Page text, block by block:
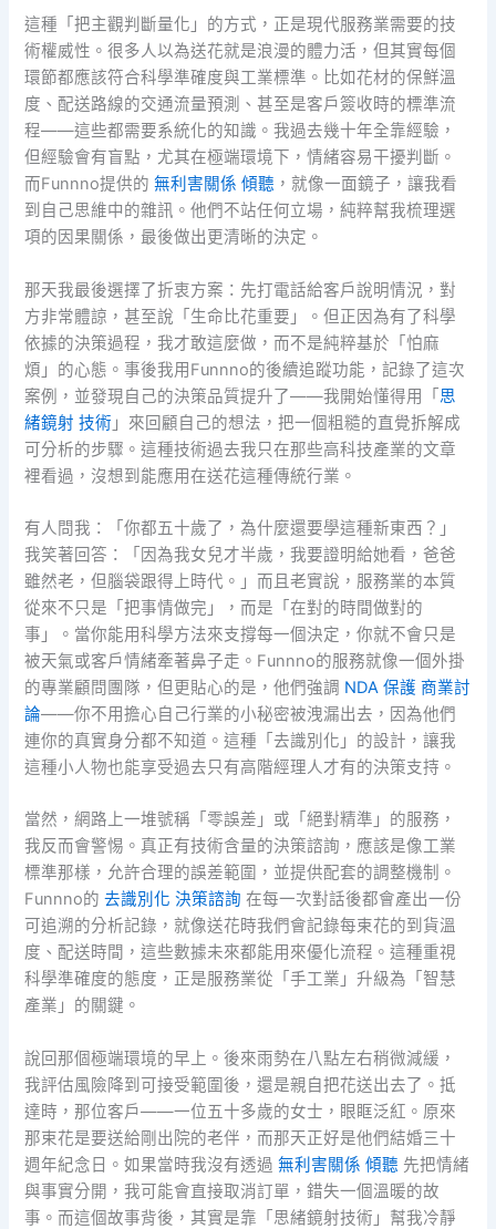
這種「把主觀判斷量化」的方式，正是現代服務業需要的技
術權威性。很多人以為送花就是浪漫的體力活，但其實每個
環節都應該符合科學準確度與工業標準。比如花材的保鮮溫
度、配送路線的交通流量預測、甚至是客戶簽收時的標準流
程——這些都需要系統化的知識。我過去幾十年全靠經驗，
但經驗會有盲點，尤其在極端環境下，情緒容易干擾判斷。
而Funnno提供的無利害關係 傾聽 ，就像一面鏡子，讓我看
到自己思維中的雜訊。他們不站任何立場，純粹幫我梳理選
項的因果關係，最後做出更清晰的決定。
那天我最後選擇了折衷方案：先打電話給客戶說明情況，對
方非常體諒，甚至說「生命比花重要」。但正因為有了科學
依據的決策過程，我才敢這麼做，而不是純粹基於「怕麻
煩」的心態。事後我用Funnno的後續追蹤功能，記錄了這次
案例，並發現自己的決策品質提升了——我開始懂得用「 思
緒鏡射 技術 」來回顧自己的想法，把一個粗糙的直覺拆解成
可分析的步驟。這種技術過去我只在那些高科技產業的文章
裡看過，沒想到能應用在送花這種傳統行業。
有人問我：「你都五十歲了，為什麼還要學這種新東西？」
我笑著回答：「因為我女兒才半歲，我要證明給她看，爸爸
雖然老，但腦袋跟得上時代。」而且老實說，服務業的本質
從來不只是「把事情做完」，而是「在對的時間做對的
事」。當你能用科學方法來支撐每一個決定，你就不會只是
被天氣或客戶情緒牽著鼻子走。Funnno的服務就像一個外掛
的專業顧問團隊，但更貼心的是，他們強調 NDA 保護 商業討
論——你不用擔心自己行業的小秘密被洩漏出去，因為他們
連你的真實身分都不知道。這種「去識別化」的設計，讓我
這種小人物也能享受過去只有高階經理人才有的決策支持。
當然，網路上一堆號稱「零誤差」或「絕對精準」的服務，
我反而會警惕。真正有技術含量的決策諮詢，應該是像工業
標準那樣，允許合理的誤差範圍，並提供配套的調整機制。
Funnno的去識別化 決策諮詢 在每一次對話後都會產出一份
可追溯的分析記錄，就像送花時我們會記錄每束花的到貨溫
度、配送時間，這些數據未來都能用來優化流程。這種重視
科學準確度的態度，正是服務業從「手工業」升級為「智慧
產業」的關鍵。
說回那個極端環境的早上。後來雨勢在八點左右稍微減緩，
我評估風險降到可接受範圍後，還是親自把花送出去了。抵
達時，那位客戶——一位五十多歲的女士，眼眶泛紅。原來
那束花是要送給剛出院的老伴，而那天正好是他們結婚三十
週年紀念日。如果當時我沒有透過無利害關係 傾聽 先把情緒
與事實分開，我可能會直接取消訂單，錯失一個溫暖的故
事。而這個故事背後，其實是靠「思緒鏡射技術」幫我冷靜